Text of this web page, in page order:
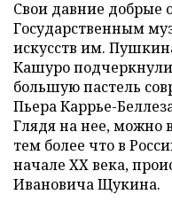
Свои давние добрые
Государственным
искусств им.
Кашуро
большую пастель
Пьера Каррье-
Глядя на нее, можно
тем более что в
начале ХХ века,
Ивановича Щукина.